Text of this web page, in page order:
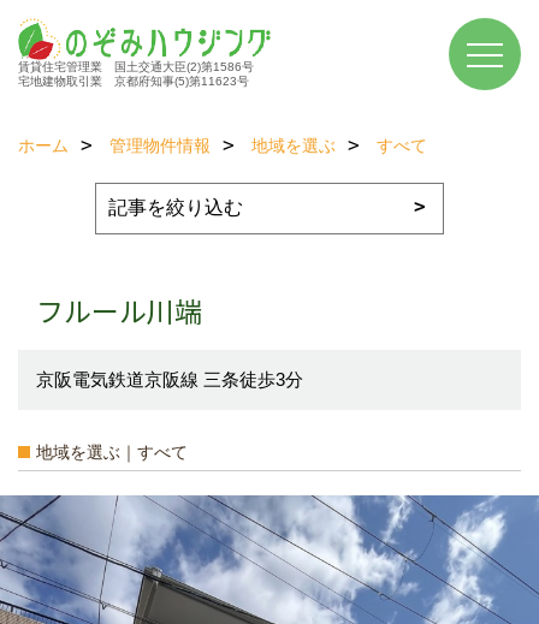
賃貸住宅管理業 国土交通大臣(2)第1586号
宅地建物取引業 京都府知事(5)第11623号
ホーム 管理物件情報 地域を選ぶ すべて
フルール川端
京阪電気鉄道京阪線 三条徒歩3分
地域を選ぶ｜すべて